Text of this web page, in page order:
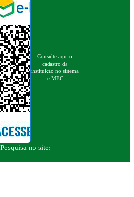
Consulte aqui o
cadastro da
instituição no sistema
e-MEC
Pesquisa no site: